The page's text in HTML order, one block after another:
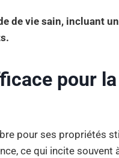
de vie sain, incluant
pour
pour ses propriétés
ce qui incite souvent